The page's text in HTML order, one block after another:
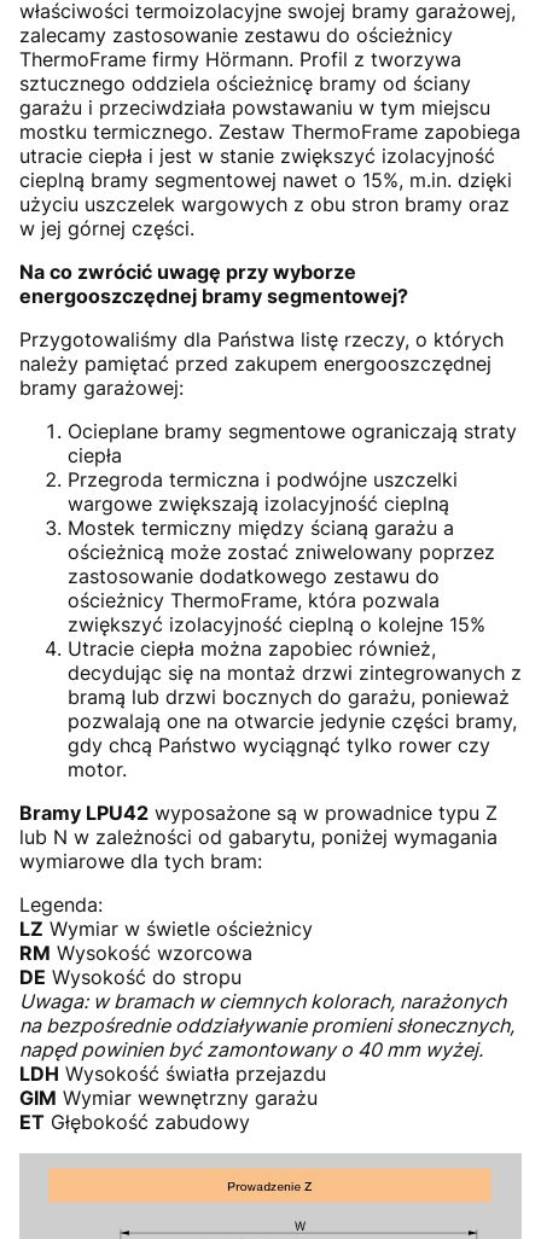
właściwości termoizolacyjne swojej bramy garażowej,
zalecamy zastosowanie zestawu do ościeżnicy
ThermoFrame firmy Hörmann. Profil z tworzywa
sztucznego oddziela ościeżnicę bramy od ściany
garażu i przeciwdziała powstawaniu w tym miejscu
mostku termicznego. Zestaw ThermoFrame zapobiega
utracie ciepła i jest w stanie zwiększyć izolacyjność
cieplną bramy segmentowej nawet o 15%, m.in. dzięki
użyciu uszczelek wargowych z obu stron bramy oraz
w jej górnej części.
Na co zwrócić uwagę przy wyborze
energooszczędnej bramy segmentowej?
Przygotowaliśmy dla Państwa listę rzeczy, o których
należy pamiętać przed zakupem energooszczędnej
bramy garażowej:
Ocieplane bramy segmentowe ograniczają straty
ciepła
Przegroda termiczna i podwójne uszczelki
wargowe zwiększają izolacyjność cieplną
Mostek termiczny między ścianą garażu a
ościeżnicą może zostać zniwelowany poprzez
zastosowanie dodatkowego zestawu do
ościeżnicy ThermoFrame, która pozwala
zwiększyć izolacyjność cieplną o kolejne 15%
Utracie ciepła można zapobiec również,
decydując się na montaż drzwi zintegrowanych z
bramą lub drzwi bocznych do garażu, ponieważ
pozwalają one na otwarcie jedynie części bramy,
gdy chcą Państwo wyciągnąć tylko rower czy
motor.
Bramy LPU42 wyposażone są w prowadnice typu Z
lub N w zależności od gabarytu, poniżej wymagania
wymiarowe dla tych bram:
Legenda:
LZ Wymiar w świetle ościeżnicy
RM Wysokość wzorcowa
DE Wysokość do stropu
Uwaga: w bramach w ciemnych kolorach, narażonych
na bezpośrednie oddziaływanie promieni słonecznych,
napęd powinien być zamontowany o 40 mm wyżej.
LDH Wysokość światła przejazdu
GIM Wymiar wewnętrzny garażu
ET Głębokość zabudowy